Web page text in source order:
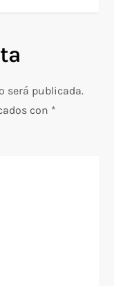
será publicada.
con *